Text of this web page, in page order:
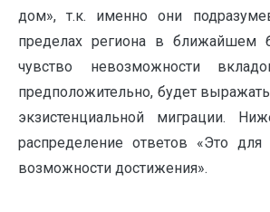
дом», т.к. именно они
пределах региона в ближайшем
чувство невозможности
предположительно, будет
экзистенциальной миграции.
распределение ответов «Это
возможности достижения».